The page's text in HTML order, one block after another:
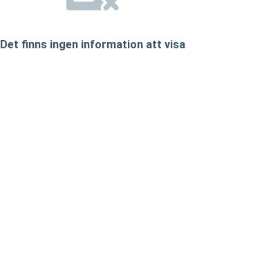
Det finns ingen information att visa